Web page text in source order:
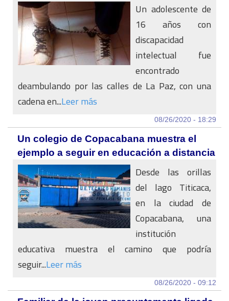
Un adolescente de
16 años con
discapacidad
intelectual fue
encontrado
deambulando por las calles de La Paz, con una
cadena en...Leer más
08/26/2020 - 18:29
Un colegio de Copacabana muestra el
ejemplo a seguir en educación a distancia
Desde las orillas
del lago Titicaca,
en la ciudad de
Copacabana, una
institución
educativa muestra el camino que podría
seguir...Leer más
08/26/2020 - 09:12